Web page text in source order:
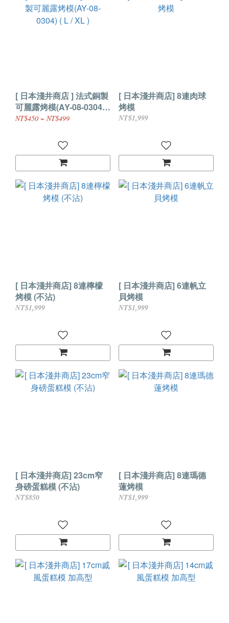
[ 日本淺井商店 ] 法式銅製
可麗露烤模(AY-08-0304) (
L / XL )
NT$450 ~ NT$499
[ 日本淺井商店] 8連肉球
烤模
NT$1,999
[ 日本淺井商店] 8連檸檬
烤模 (不沾)
NT$1,999
[ 日本淺井商店] 6連帆立
貝烤模
NT$1,999
[ 日本淺井商店] 23cm窄
身磅蛋糕模 (不沾)
NT$850
[ 日本淺井商店] 8連瑪德
蓮烤模
NT$1,999